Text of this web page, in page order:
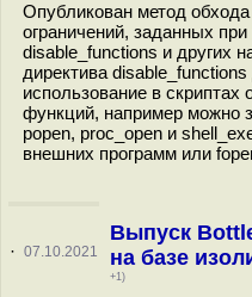
Опубликован метод
ограничений, заданных
disable_functions и других
директива
использование в скриптах
функций, например можно
popen, proc_open и
внешних программ или
· 07.10.2021
Выпуск
на базе
+1)